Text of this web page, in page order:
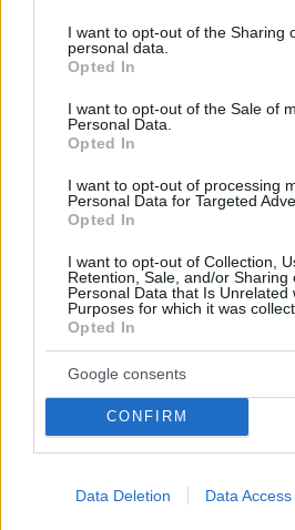
not limited to your visit or usage
grant or deny consent to Google
use your data for below specified
consent section.
I want to opt-out of the Sharing
personal data.
Opted In
I want to opt-out of the Sale of
Personal Data.
Opted In
I want to opt-out of processing
Personal Data for Targeted
Opted In
I want to opt-out of Collection,
Retention, Sale, and/or Sharing
Personal Data that Is Unrelated
Purposes for which it was
Opted In
Google consents
CONFIRM
Data Deletion Data Access
Das könnte Sie auch interessieren:
Lesen Sie mehr über die besten
HIER.
Lesen Sie mehr über den
Statistik #tourismus
Leave a Reply
Your email address will not be published.
Email*